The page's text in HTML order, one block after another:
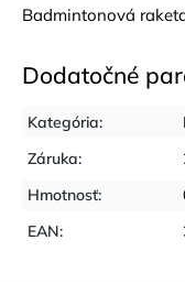
Badmintonová
Dodatočné
Kategória:
Záruka:
Hmotnosť:
EAN: